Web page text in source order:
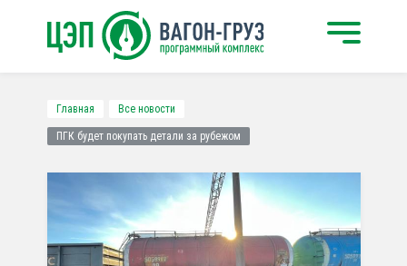
Главная Все новости
ПГК будет покупать детали за рубежом